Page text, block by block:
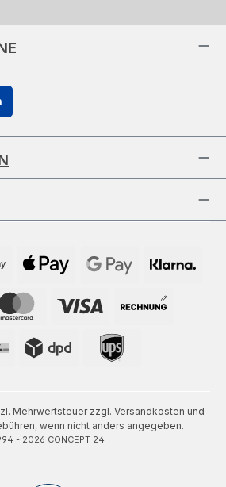
Mehrwertsteuer zzgl. Versandkosten und
wenn nicht anders angegeben.
- 2026 CONCEPT 24